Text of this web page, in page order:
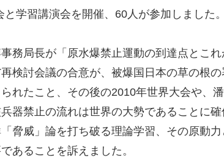
学習講演会を開催、60人が参加しました。
務局長が「原水爆禁止運動の到達点とこれ
検討会議の合意が、被爆国日本の草の根
れたこと、その後の2010年世界大会や、
器禁止の流れは世界の大勢であることに
脅威」論を打ち破る理論学習、その原動
あることを訴えました。